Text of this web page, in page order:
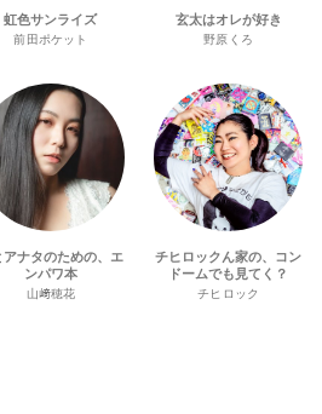
虹色サンライズ
前田ポケット
玄太はオレが好き
野原くろ
アナタのための、エ
ンパワ本
山﨑穂花
チヒロックん家の、コン
ドームでも見てく？
チヒロック